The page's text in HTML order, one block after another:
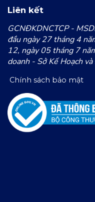
Liên kết
GCNĐKDNCTCP -
đầu ngày 27 tháng 4
12, ngày 05 tháng 7
doanh - Sở Kế Hoạch
Chính sách bảo mật